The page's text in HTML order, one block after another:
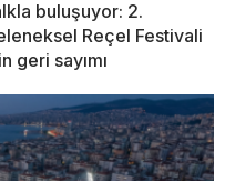
buluşuyor: 2.
Reçel Festivali
geri sayımı